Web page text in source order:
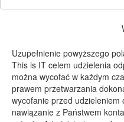
Uzupełnienie powyższego
This is IT celem udzielenia
można wycofać w każdym
prawem przetwarzania
wycofanie przed
nawiązanie z Państwem